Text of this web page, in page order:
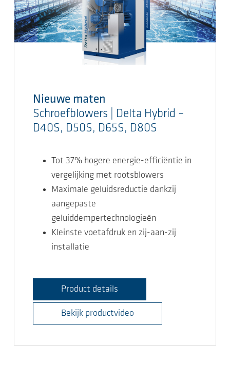
Nieuwe maten
Schroefblowers | Delta Hybrid –
D40S, D50S, D65S, D80S
Tot 37% hogere energie-efficiëntie in
vergelijking met rootsblowers
Maximale geluidsreductie dankzij
aangepaste
geluiddempertechnologieën
Kleinste voetafdruk en zij-aan-zij
installatie
Product details
Bekijk productvideo